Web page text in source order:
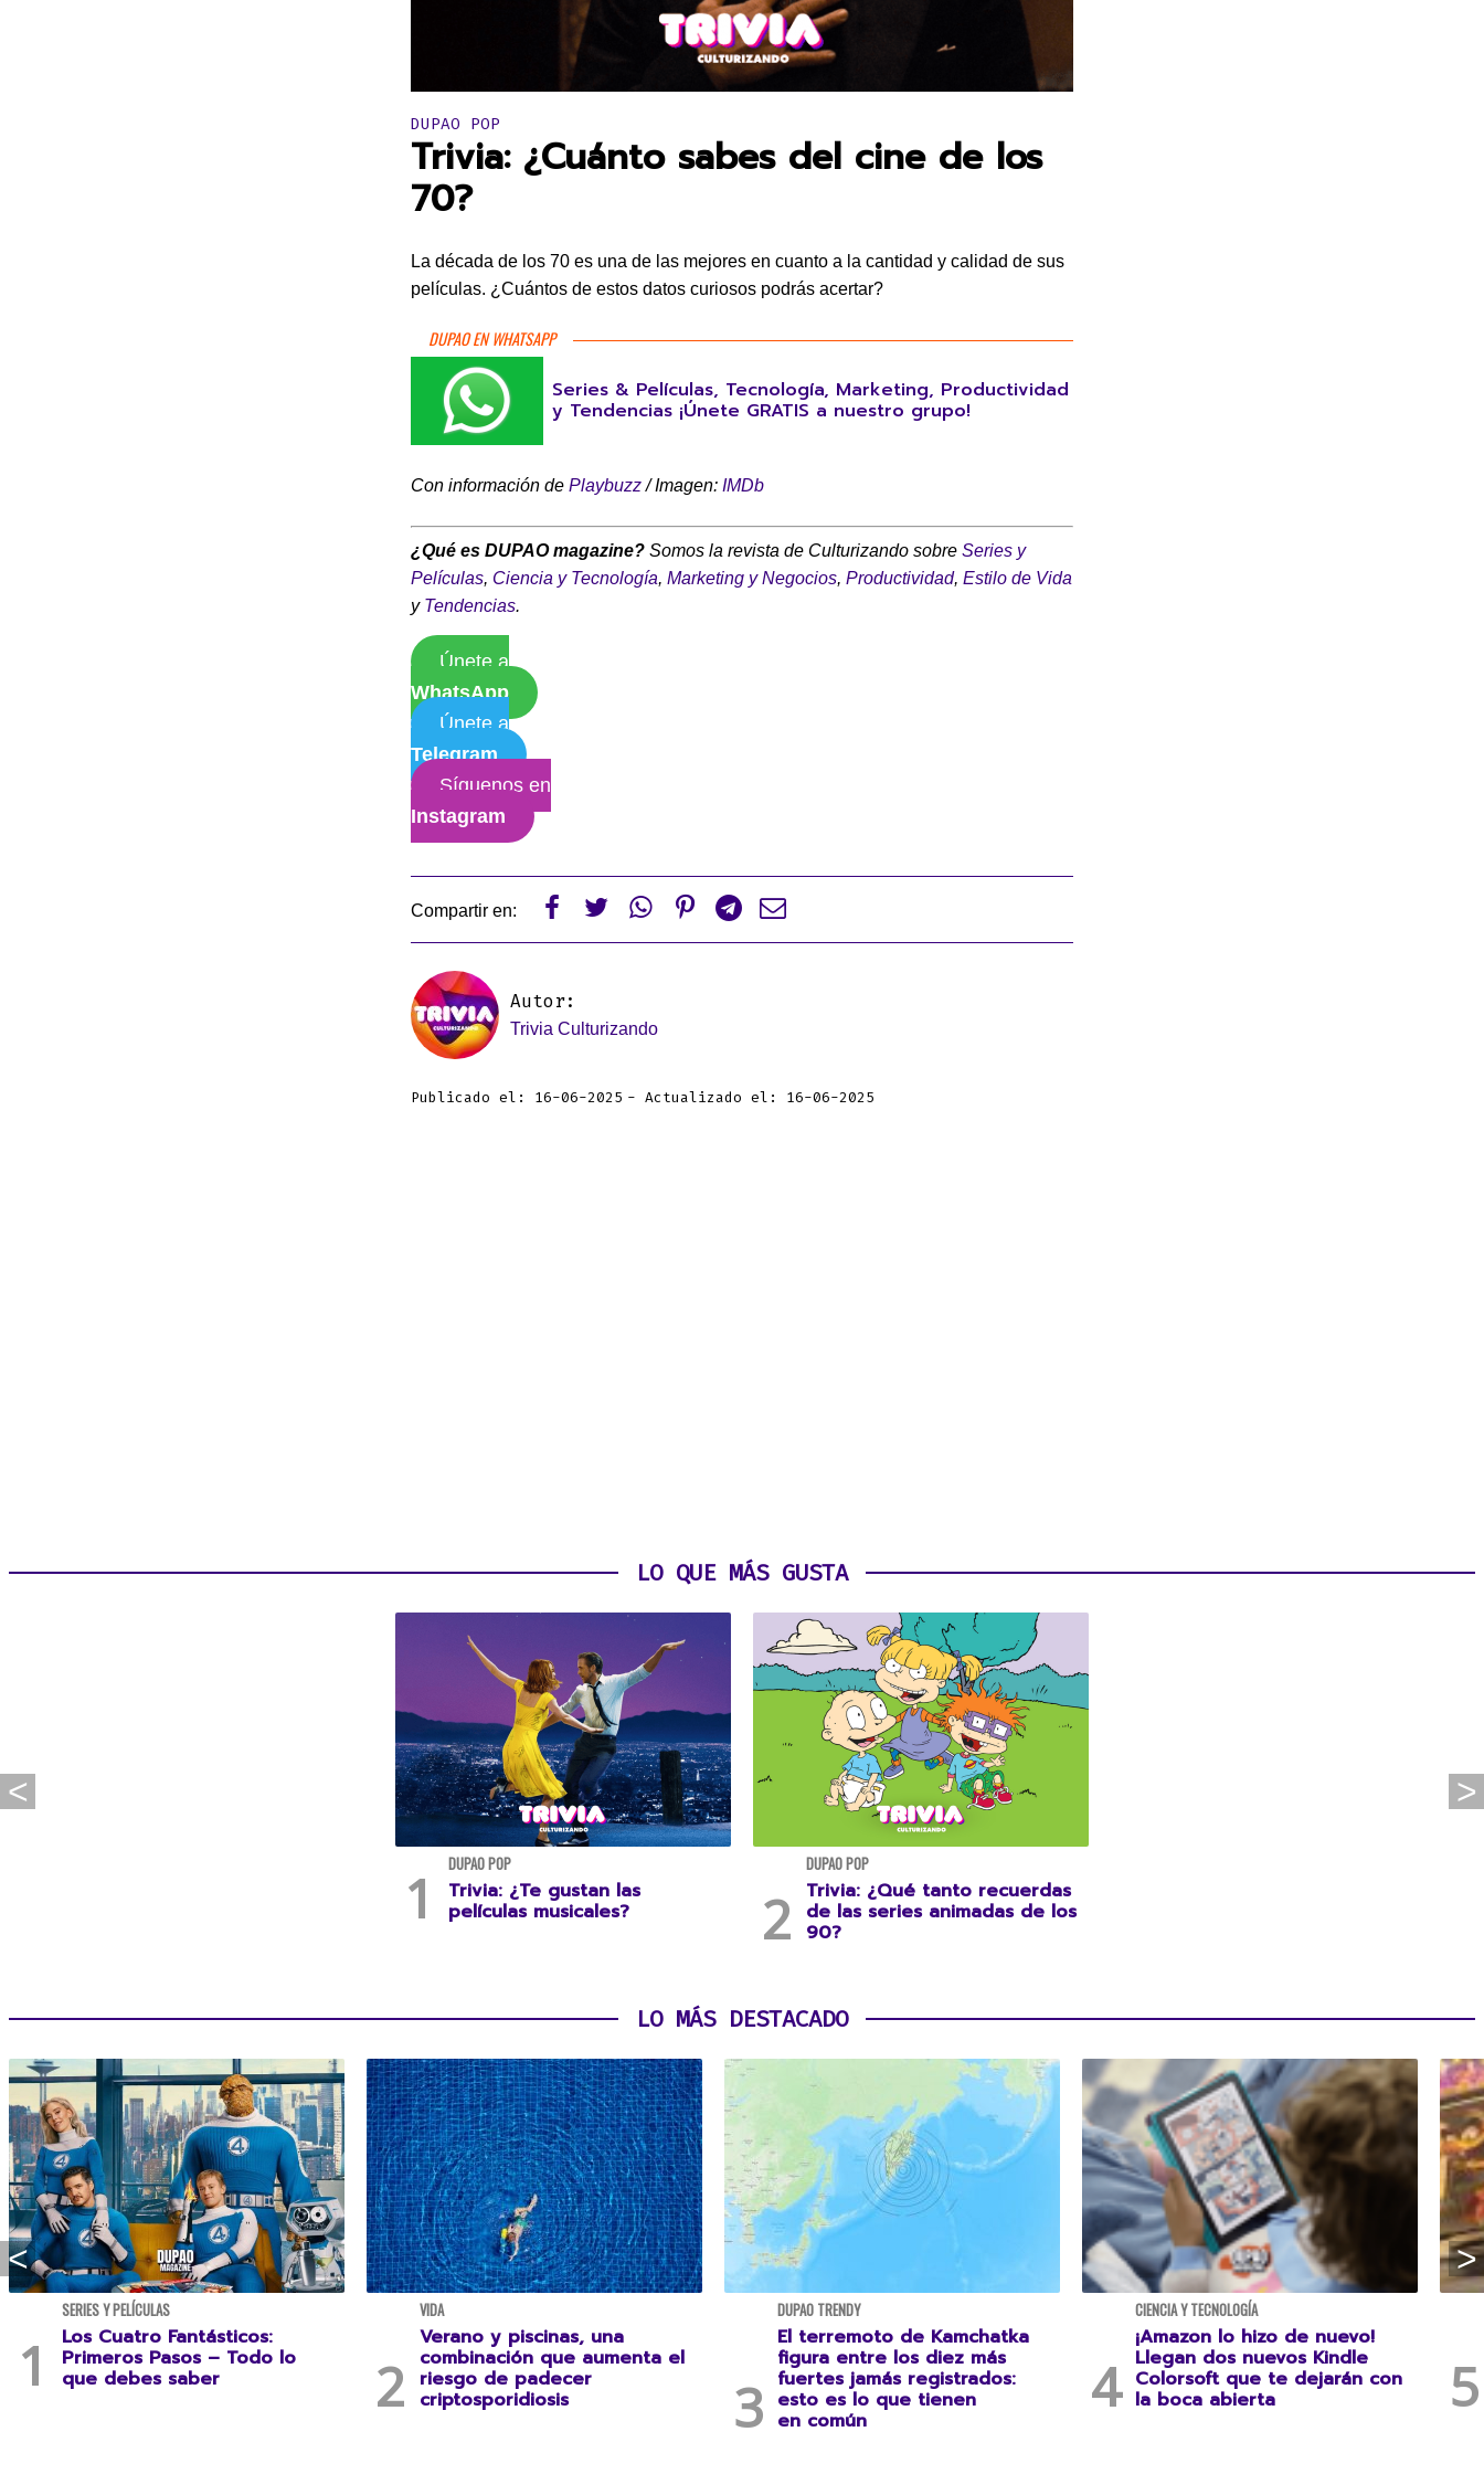
Publicado en:
DUPAO POP
Trivia: ¿Cuánto sabes del cine de los
70?
La década de los 70 es una de las mejores en cuanto a la cantidad y calidad de sus
películas. ¿Cuántos de estos datos curiosos podrás acertar?
DUPAO EN WHATSAPP
Series & Películas, Tecnología, Marketing, Productividad
y Tendencias ¡Únete GRATIS a nuestro grupo!
Con información de Playbuzz/ Imagen: IMDb
¿Qué es DUPAO magazine? Somos la revista de Culturizando sobre Series y
Películas, Ciencia y Tecnología, Marketing y Negocios, Productividad, Estilo de Vida
y Tendencias.
Únete a
WhatsApp
Únete a
Telegram
Síguenos en
Instagram
Compartir en:      
Autor:
Trivia Culturizando
Publicado el: 16-06-2025 Actualizado el: 16-06-2025
LO QUE MÁS GUSTA
DUPAO POP
Trivia: ¿Te gustan las
películas musicales?
DUPAO POP
Trivia: ¿Qué tanto recuerdas
de las series animadas de los
90?
LO MÁS DESTACADO
SERIES Y PELÍCULAS
Los Cuatro Fantásticos:
Primeros Pasos – Todo lo
que debes saber
VIDA
Verano y piscinas, una
combinación que aumenta el
riesgo de padecer
criptosporidiosis
DUPAO TRENDY
El terremoto de Kamchatka
figura entre los diez más
fuertes jamás registrados:
esto es lo que tienen
en común
CIENCIA Y TECNOLOGÍA
¡Amazon lo hizo de nuevo!
Llegan dos nuevos Kindle
Colorsoft que te dejarán con
la boca abierta